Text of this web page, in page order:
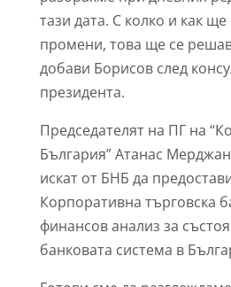
тази дата. С колко и как ще
промени, това ще се
добави Борисов след
президента.
Председателят на ПГ на
България” Атанас
искат от БНБ да
Корпоративна търговска
финансов анализ за
банковата система в